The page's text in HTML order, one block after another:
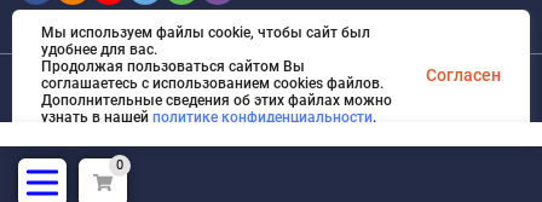
© 2026 ИМ "Радиодар". Все права защищены
0
Мы используем файлы cookie, чтобы сайт был
удобнее для вас.
Продолжая пользоваться сайтом Вы
соглашаетесь с использованием cookies файлов.
Дополнительные сведения об этих файлах можно
узнать в нашей политике конфиденциальности.
Согласен